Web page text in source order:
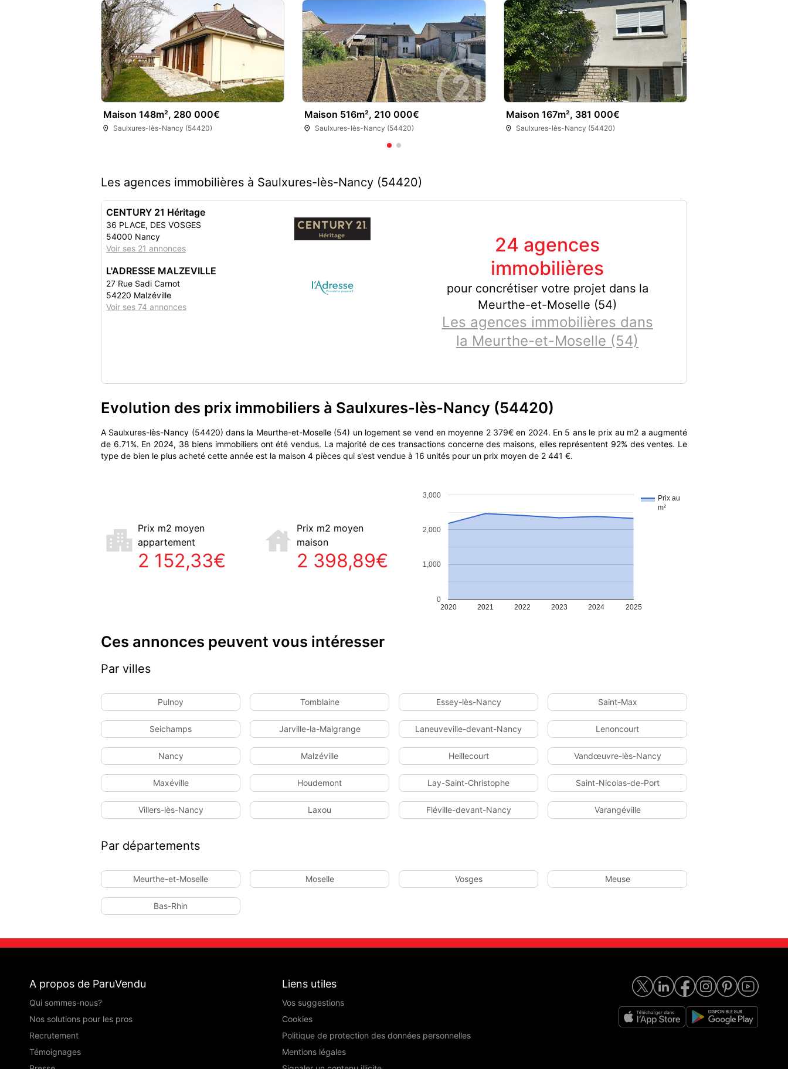
Maison 148m², 280 000€
Saulxures-lès-Nancy (54420)
Maison 516m², 210 000€
Saulxures-lès-Nancy (54420)
Maison 167m², 381 000€
Saulxures-lès-Nancy (54420)
Les agences immobilières à Saulxures-lès-Nancy (54420)
CENTURY 21 Héritage
36 PLACE, DES VOSGES
54000 Nancy
Voir ses 21 annonces
L'ADRESSE MALZEVILLE
27 Rue Sadi Carnot
54220 Malzéville
Voir ses 74 annonces
24 agences
immobilières
pour concrétiser votre projet dans la
Meurthe-et-Moselle (54)
Les agences immobilières dans
la Meurthe-et-Moselle (54)
Evolution des prix immobiliers à Saulxures-lès-Nancy (54420)
A Saulxures-lès-Nancy (54420) dans la Meurthe-et-Moselle (54) un logement se vend en moyenne 2 379€ en 2024. En 5 ans le prix au m2 a augmenté
de 6.71%. En 2024, 38 biens immobiliers ont été vendus. La majorité de ces transactions concerne des maisons, elles représentent 92% des ventes. Le
type de bien le plus acheté cette année est la maison 4 pièces qui s'est vendue à 16 unités pour un prix moyen de 2 441 €.
Prix m2 moyen
appartement
2 152,33€
Prix m2 moyen
maison
2 398,89€
Prix au
m²
2020 2021 2022 2023 2024 2025
0
1,000
2,000
3,000
Ces annonces peuvent vous intéresser
Par villes
Pulnoy Tomblaine Essey-lès-Nancy Saint-Max
Seichamps Jarville-la-Malgrange Laneuveville-devant-Nancy Lenoncourt
Nancy Malzéville Heillecourt Vandœuvre-lès-Nancy
Maxéville Houdemont Lay-Saint-Christophe Saint-Nicolas-de-Port
Villers-lès-Nancy Laxou Fléville-devant-Nancy Varangéville
Par départements
Meurthe-et-Moselle Moselle Vosges Meuse
Bas-Rhin
A propos de ParuVendu
Qui sommes-nous?
Nos solutions pour les pros
Recrutement
Témoignages
Liens utiles
Vos suggestions
Cookies
Politique de protection des données personnelles
Mentions légales